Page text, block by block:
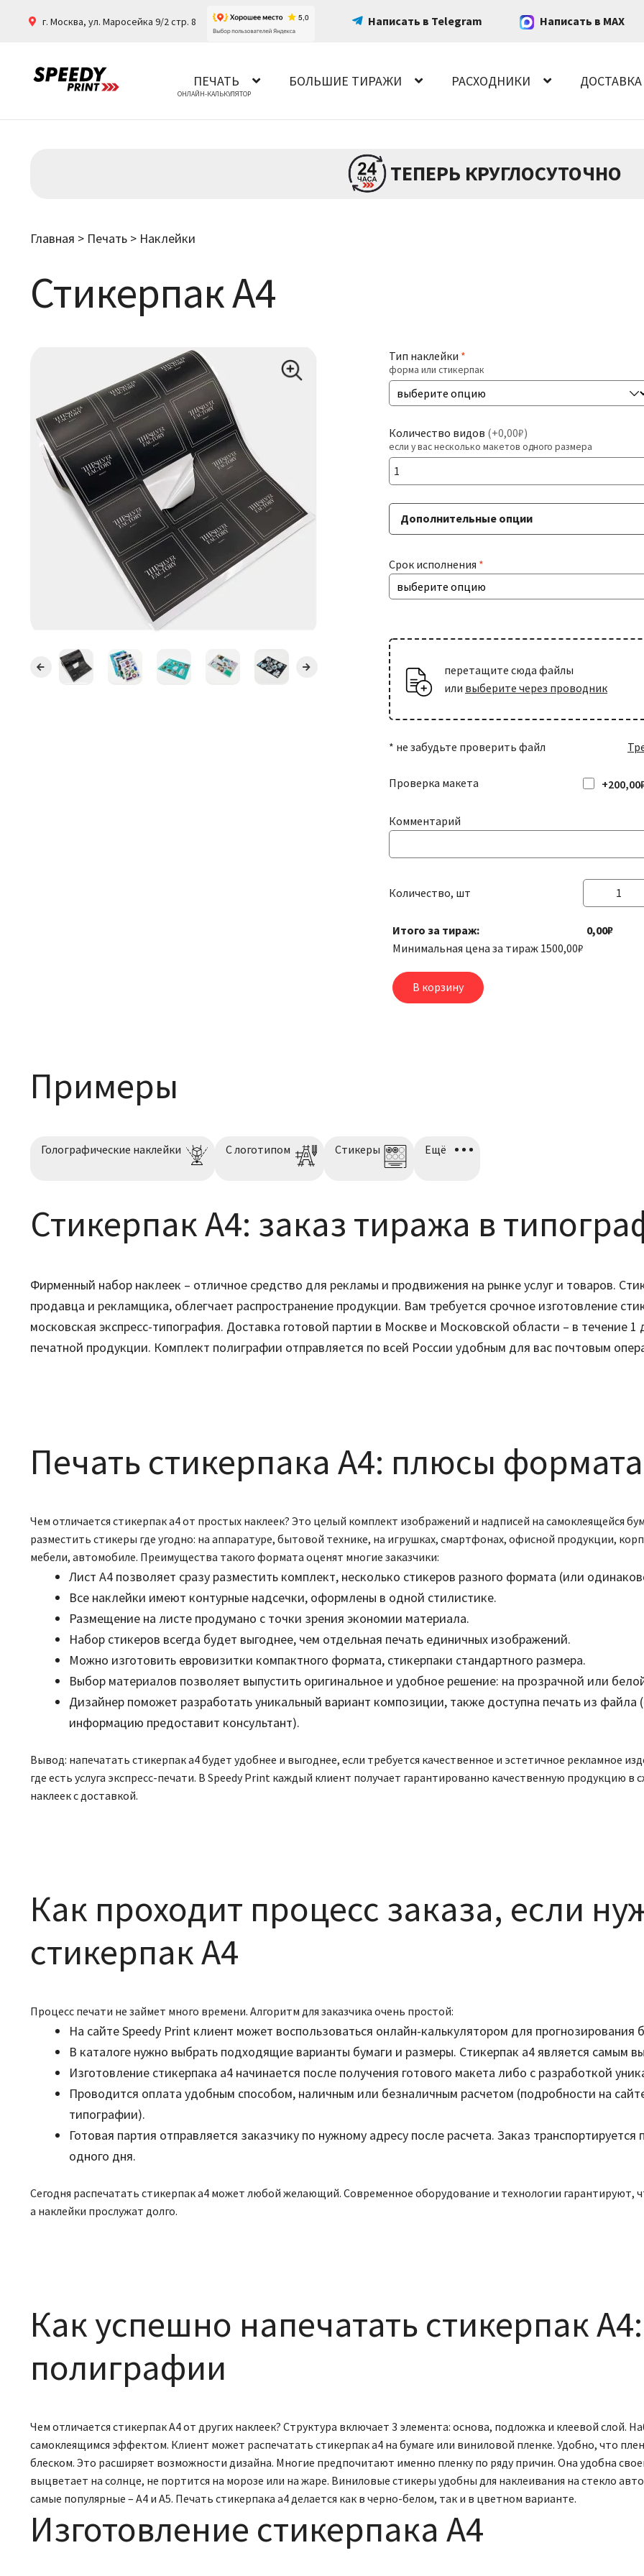
г. Москва, ул. Маросейка 9/2 стр. 8 Написать в Telegram Написать в MAX
ПЕЧАТЬ БОЛЬШИЕ ТИРАЖИ РАСХОДНИКИ ДОСТАВКА
ТЕПЕРЬ КРУГЛОСУТОЧНО
Главная > Печать> Наклейки
Стикерпак А4
Тип наклейки *
форма или стикерпак
Количество видов (+0,00₽)
если у вас несколько макетов одного размера
Дополнительные опции
Срок исполнения *
перетащите сюда файлы
или выберите через проводник
* не забудьте проверить файл
Проверка макета
Комментарий
Количество, шт
Количество
Наклейки
Итого за тираж:
0,00₽
Минимальная цена за тираж 1500,00₽
В корзину
Примеры
Голографические наклейки С логотипом Cтикеры Ещё
Стикерпак А4: заказ тиража в
Фирменный набор наклеек – отличное средство для рекламы и продвижения на рынке услуг и товаров.
продавца и рекламщика, облегчает распространение продукции. Вам требуется срочное изготовление
московская экспресс-типография. Доставка готовой партии в Москве и Московской области – в течение
печатной продукции. Комплект полиграфии отправляется по всей России удобным для вас почтовым
Печать стикерпака А4: плюсы формата
Чем отличается стикерпак а4 от простых наклеек? Это целый комплект изображений и надписей на самоклеящейся
разместить стикеры где угодно: на аппаратуре, бытовой технике, на игрушках, смартфонах, офисной продукции,
мебели, автомобиле. Преимущества такого формата оценят многие заказчики:
Лист А4 позволяет сразу разместить комплект, несколько стикеров разного формата (или
Все наклейки имеют контурные надсечки, оформлены в одной стилистике.
Размещение на листе продумано с точки зрения экономии материала.
Набор стикеров всегда будет выгоднее, чем отдельная печать единичных изображений.
Можно изготовить евровизитки компактного формата, стикерпаки стандартного размера.
Выбор материалов позволяет выпустить оригинальное и удобное решение: на прозрачной или
Дизайнер поможет разработать уникальный вариант композиции, также доступна печать из файла
информацию предоставит консультант).
Вывод: напечатать стикерпак а4 будет удобнее и выгоднее, если требуется качественное и эстетичное рекламное
где есть услуга экспресс-печати. В Speedy Print каждый клиент получает гарантированно качественную продукцию
наклеек с доставкой.
Как проходит процесс заказа, если
стикерпак А4
Процесс печати не займет много времени. Алгоритм для заказчика очень простой:
На сайте Speedy Print клиент может воспользоваться онлайн-калькулятором для прогнозирования
В каталоге нужно выбрать подходящие варианты бумаги и размеры. Стикерпак а4 является самым
Изготовление стикерпака а4 начинается после получения готового макета либо с разработкой
Проводится оплата удобным способом, наличным или безналичным расчетом (подробности на
типографии).
Готовая партия отправляется заказчику по нужному адресу после расчета. Заказ
одного дня.
Сегодня распечатать стикерпак а4 может любой желающий. Современное оборудование и технологии гарантируют,
а наклейки прослужат долго.
Как успешно напечатать стикерпак
полиграфии
Чем отличается стикерпак А4 от других наклеек? Структура включает 3 элемента: основа, подложка и клеевой слой.
самоклеящимся эффектом. Клиент может распечатать стикерпак а4 на бумаге или виниловой пленке. Удобно, что
блеском. Это расширяет возможности дизайна. Многие предпочитают именно пленку по ряду причин. Она удобна
выцветает на солнце, не портится на морозе или на жаре. Виниловые стикеры удобны для наклеивания на стекло
самые популярные – А4 и А5. Печать стикерпака а4 делается как в черно-белом, так и в цветном варианте.
Изготовление стикерпака А4